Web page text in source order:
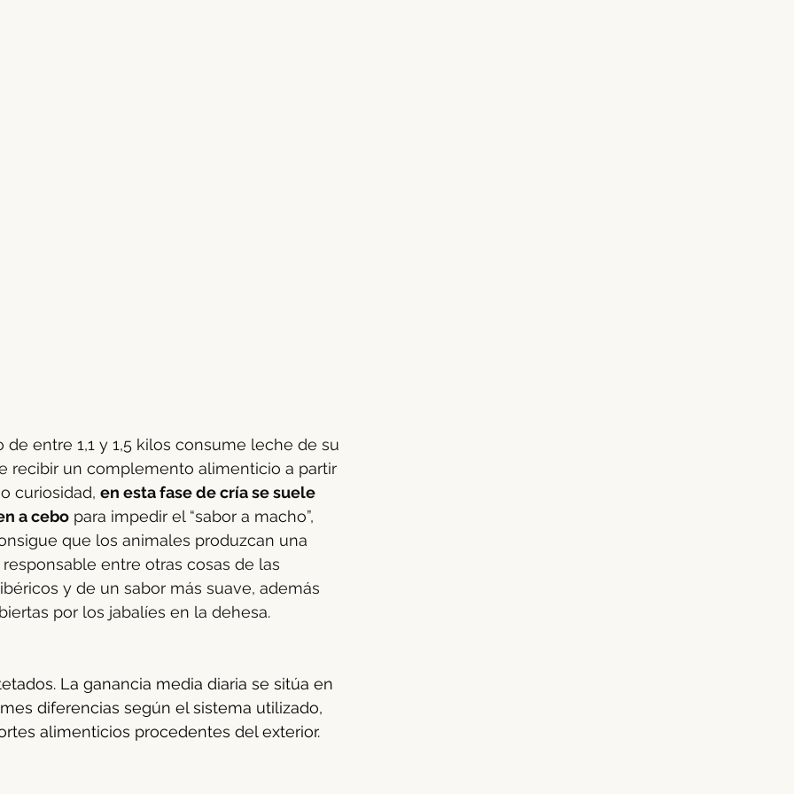
entre 1,1 y 1,5 kilos consume leche de su
recibir un complemento alimenticio a partir
curiosidad, en esta fase de cría se suele
a cebo para impedir el “sabor a macho”,
que los animales produzcan una
entre otras cosas de las
y de un sabor más suave, además
por los jabalíes en la dehesa.
La ganancia media diaria se sitúa en
diferencias según el sistema utilizado,
alimenticios procedentes del exterior.